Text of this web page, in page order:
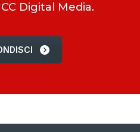
Digital Media.